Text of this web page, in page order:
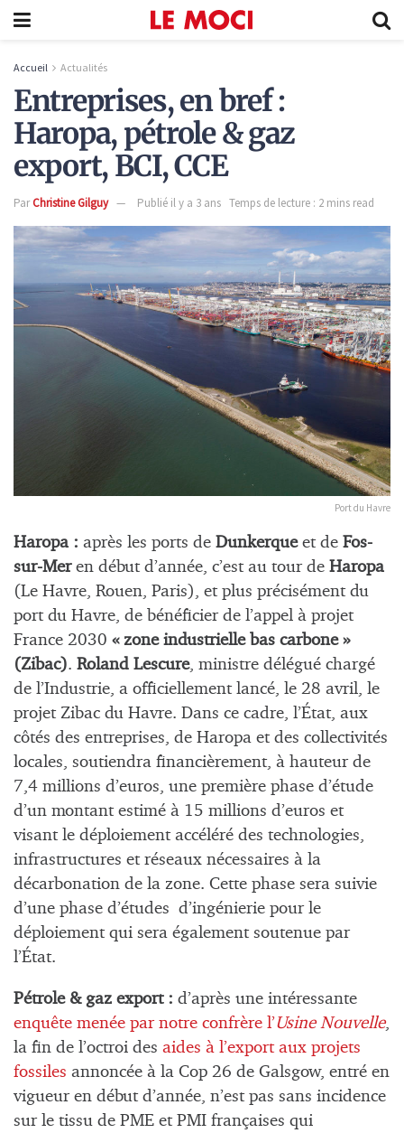
Accueil Actualités
Entreprises, en bref :
Haropa, pétrole & gaz
export, BCI, CCE
ParChristine Gilguy Publié il y a 3 ans Temps de lecture : 2 mins read
Port du Havre
Haropa : après les ports de Dunkerqueet de Fos-
sur-Mer en début d’année, c’est au tour de Haropa
(Le Havre, Rouen, Paris), et plus précisément du
port du Havre, de bénéficier de l’appel à projet
France 2030 « zone industrielle bas carbone »
(Zibac). Roland Lescure, ministre délégué chargé
de l’Industrie, a officiellement lancé, le 28 avril, le
projet Zibac du Havre. Dans ce cadre, l’État, aux
côtés des entreprises, de Haropa et des collectivités
locales, soutiendra financièrement, à hauteur de
7,4 millions d’euros, une première phase d’étude
d’un montant estimé à 15 millions d’euros et
visant le déploiement accéléré des technologies,
infrastructures et réseaux nécessaires à la
décarbonation de la zone. Cette phase sera suivie
d’une phase d’études d’ingénierie pour le
déploiement qui sera également soutenue par
l’État.
Pétrole & gaz export : d’après une intéressante
enquête menée par notre confrère l’Usine Nouvelle,
la fin de l’octroi des aides à l’export aux projets
fossiles annoncée à la Cop 26 de Galsgow, entré en
vigueur en début d’année, n’est pas sans incidence
sur le tissu de PME et PMI françaises qui